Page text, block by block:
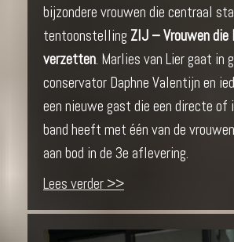
bijzondere vrouwen die centraal
tentoonstelling ZIJ – Vrouwen die
verzetten. Marlies van Lier gaat in
conservator Daphne Valentijn en
een nieuwe gast die een directe of
band heeft met één van de
aan bod in de 3e aflevering.
Lees verder >>